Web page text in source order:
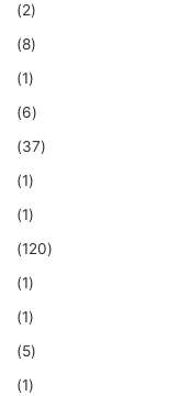
(2)
(8)
(1)
(6)
(37)
(1)
(1)
(120)
(1)
(1)
(5)
(1)